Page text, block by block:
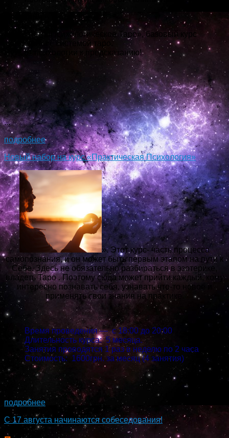
Онлайн!
Курс «АстроПсихологическое Таро», базовый курс
знакомства с системой таро.
Путь от психологии к предсказанию!
...
подробнее
Новый набор на курс «Практическая Психология»
». Этот курс- часть процесса
самопознания, и он может быть первым этапом на пути к
Себе. Здесь не обязательно разбираться в эзотерике,
владеть Таро . Поэтому сюда может прийти каждый, кому
интересно познавать себя, узнавать что-то новое и
применять свои знания на практике.
Время проведения — с 18:00 до 20:00
Длительность курса: 5 месяца.
Занятия проводятся 1 раз в неделю по 2 часа
Стоимость: 1600грн. за месяц (4 занятия)
подробнее
С 17 августа начинаются собеседования!